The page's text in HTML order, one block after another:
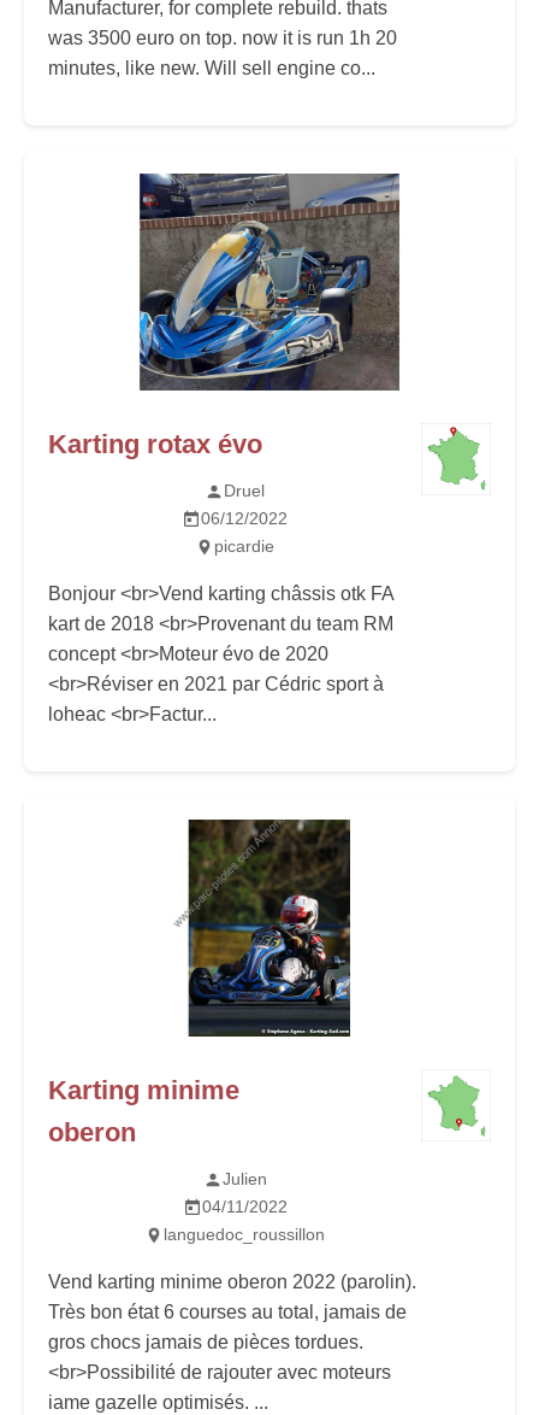
Manufacturer, for complete rebuild. thats
was 3500 euro on top. now it is run 1h 20
minutes, like new. Will sell engine co...
Karting rotax évo
Druel
06/12/2022
picardie
Bonjour <br>Vend karting châssis otk FA
kart de 2018 <br>Provenant du team RM
concept <br>Moteur évo de 2020
<br>Réviser en 2021 par Cédric sport à
loheac <br>Factur...
Karting minime
oberon
Julien
04/11/2022
languedoc_roussillon
Vend karting minime oberon 2022 (parolin).
Très bon état 6 courses au total, jamais de
gros chocs jamais de pièces tordues.
<br>Possibilité de rajouter avec moteurs
iame gazelle optimisés. ...